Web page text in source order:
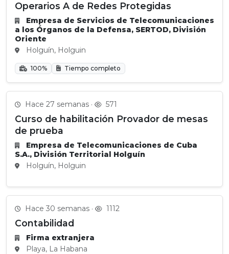
Operarios A de Redes Protegidas
Empresa de Servicios de Telecomunicaciones
a los Órganos de la Defensa, SERTOD, División
Oriente
Holguín, Holguin
100% Tiempo completo
Hace 27 semanas · 571
Curso de habilitación Provador de mesas
de prueba
Empresa de Telecomunicaciones de Cuba
S.A., División Territorial Holguín
Holguín, Holguin
Hace 30 semanas · 1112
Contabilidad
Firma extranjera
Playa, La Habana